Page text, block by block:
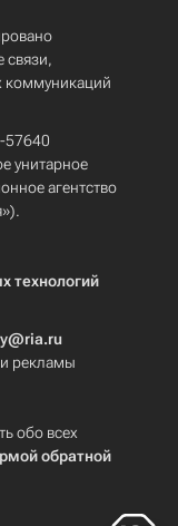
связи,
коммуникаций
57640
унитарное
агентство
технологий
рекламы
обо всех
обратной